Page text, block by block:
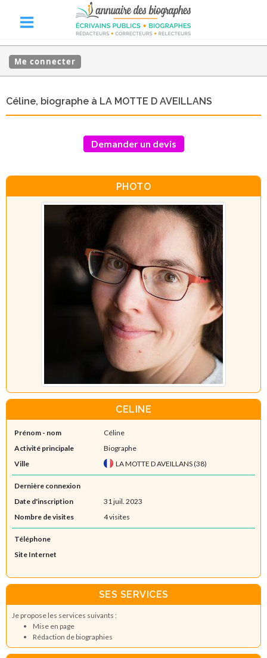
Me connecter
Céline, biographe à LA MOTTE D AVEILLANS
Demander un devis
PHOTO
CELINE
Prénom - nom
Céline
Activité principale
Biographe
Ville
LA MOTTE D AVEILLANS (38)
Dernière connexion
Date d'inscription
31 juil. 2023
Nombre de visites
4 visites
Téléphone
Site Internet
SES SERVICES
Je propose les services suivants :
Mise en page
Rédaction de biographies